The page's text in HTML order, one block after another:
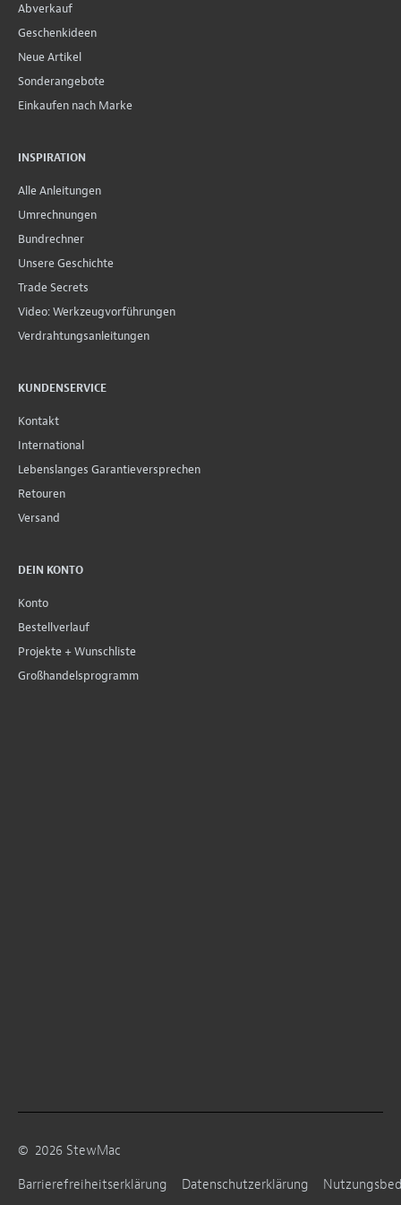
Abverkauf
Geschenkideen
Neue Artikel
Sonderangebote
Einkaufen nach Marke
INSPIRATION
Alle Anleitungen
Umrechnungen
Bundrechner
Unsere Geschichte
Trade Secrets
Video: Werkzeugvorführungen
Verdrahtungsanleitungen
KUNDENSERVICE
Kontakt
International
Lebenslanges Garantieversprechen
Retouren
Versand
DEIN KONTO
Konto
Bestellverlauf
Projekte + Wunschliste
Großhandelsprogramm
© 2026 StewMac
Barrierefreiheitserklärung
Datenschutzerklärung